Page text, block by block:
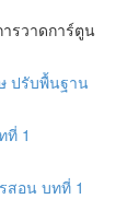
รวาดการ์ตูน
ปรับพื้นฐาน
ที่ 1
สอน บทที่ 1